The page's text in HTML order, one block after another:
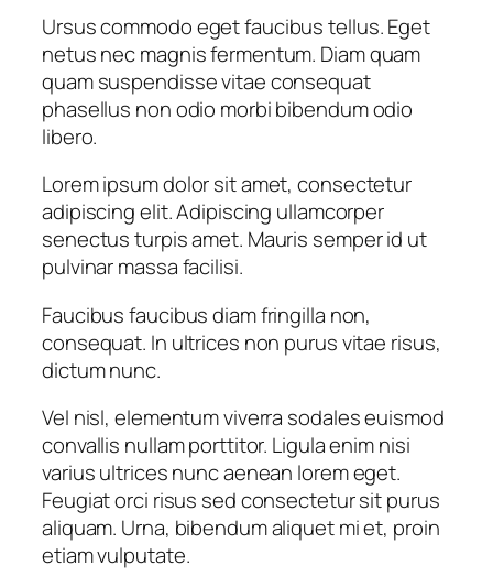
Ursus commodo eget faucibus tellus. Eget
netus nec magnis fermentum. Diam quam
quam suspendisse vitae consequat
phasellus non odio morbi bibendum odio
libero.
Lorem ipsum dolor sit amet, consectetur
adipiscing elit. Adipiscing ullamcorper
senectus turpis amet. Mauris semper id ut
pulvinar massa facilisi.
Faucibus faucibus diam fringilla non,
consequat. In ultrices non purus vitae risus,
dictum nunc.
Vel nisl, elementum viverra sodales euismod
convallis nullam porttitor. Ligula enim nisi
varius ultrices nunc aenean lorem eget.
Feugiat orci risus sed consectetur sit purus
aliquam. Urna, bibendum aliquet mi et, proin
etiam vulputate.